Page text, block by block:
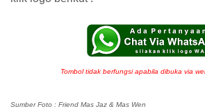
Tombol tidak berfungsi apabila dibuka via
Sumber Foto : Friend Mas Jaz & Mas Wen